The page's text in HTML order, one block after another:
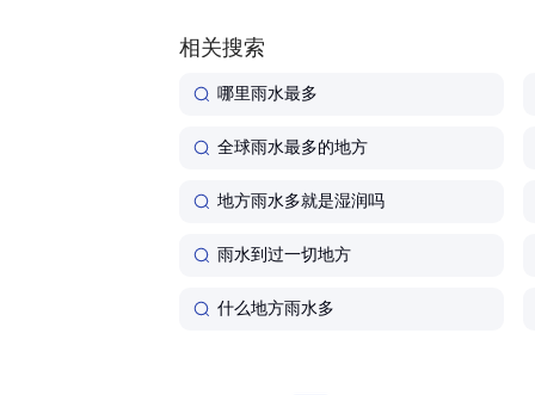
相关搜索
哪里雨水最多
全球雨水最多的地方
地方雨水多就是湿润吗
雨水到过一切地方
什么地方雨水多